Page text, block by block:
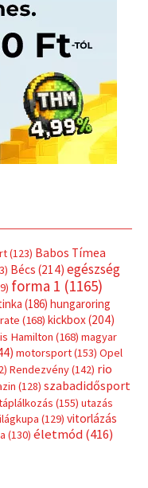
(123) Babos Tímea
Bécs (214) egészség
forma 1 (1165)
(186) hungaroring
(168) kickbox(204)
Hamilton (168) magyar
motorsport(153) Opel
Rendezvény(142) rio
(128) szabadidősport
(155) utazás
(129) vitorlázás
(130) életmód(416)